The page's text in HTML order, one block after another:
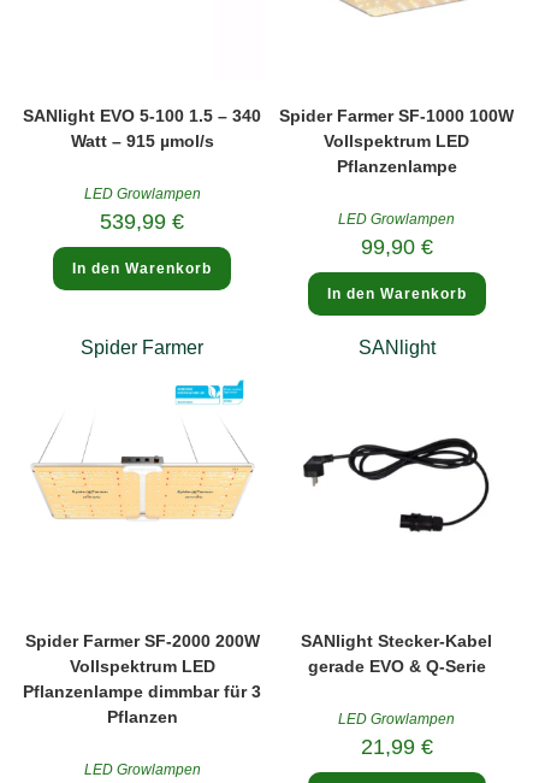
SANlight EVO 5-100 1.5 – 340
Watt – 915 µmol/s
LED Growlampen
539,99€
In den Warenkorb
Spider Farmer SF-1000 100W
Vollspektrum LED
Pflanzenlampe
LED Growlampen
99,90 €
In den Warenkorb
Spider Farmer
Spider Farmer SF-2000 200W
Vollspektrum LED
Pflanzenlampe dimmbar für 3
Pflanzen
LED Growlampen
SANlight
SANlight Stecker-Kabel
gerade EVO & Q-Serie
LED Growlampen
21,99 €